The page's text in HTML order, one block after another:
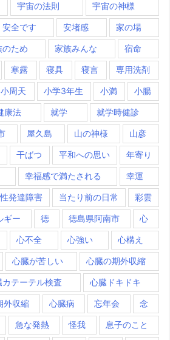
宇宙の法則 宇宙の神様
安全です 安堵感 家の場
のため 家族みんな 宿命
寒露 寝具 寝言 専用洗剤
小周天 小学3年生 小満 小腸
康法 就学 就学時健診
屋久島 山の神様 山彦
干ばつ 平和への思い 年寄り
幸福感で満たされる 幸運
発達障害 当たり前の日常 彩雲
ギー 徳 徳島県阿南市 心
心不全 心強い 心構え
心臓が苦しい 心臓の期外収縮
カテーテル検査 心臓ドキドキ
外収縮 心臓病 忘年会 念
急な発熱 怪我 息子のこと